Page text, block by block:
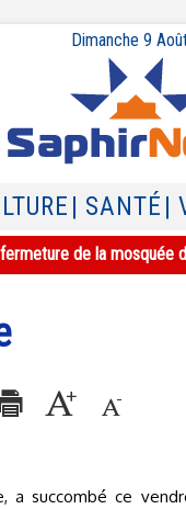
Dimanche 9
| SANTÉ
de la mosquée
a succombé ce